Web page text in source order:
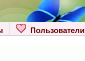
Пользователи